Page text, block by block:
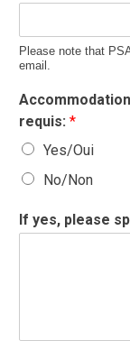
Please note that
email.
requis: *
Yes/Oui
No/Non
If yes, please